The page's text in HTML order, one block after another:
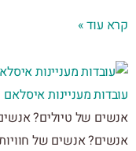
עוד »
מעניינות איסלאם
של טיולים? אנשים של
אנשים של חוויות